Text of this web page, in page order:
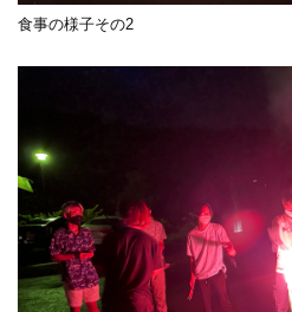
食事の様子その2